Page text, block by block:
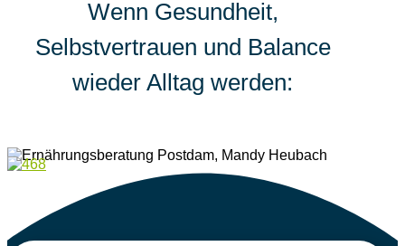
Wenn Gesundheit,
Selbstvertrauen und Balance
wieder Alltag werden: